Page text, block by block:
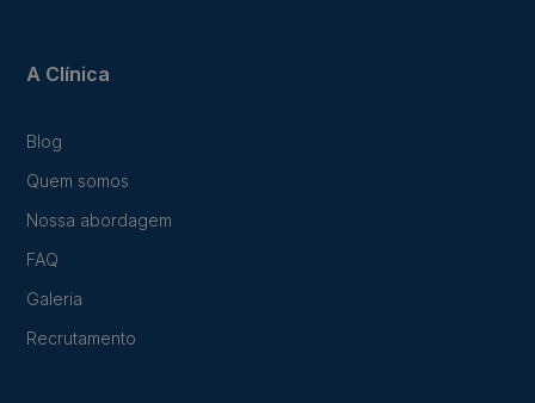
A Clínica
Blog
Quem somos
Nossa abordagem
FAQ
Galeria
Recrutamento